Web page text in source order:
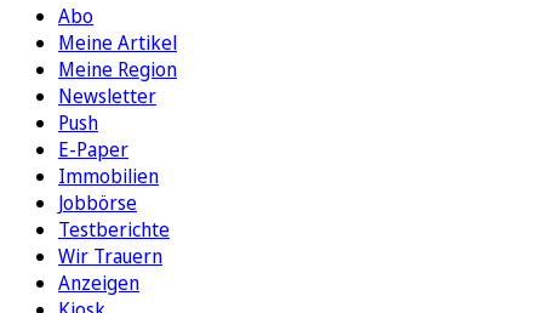
Abo
Meine Artikel
Meine Region
Newsletter
Push
E-Paper
Immobilien
Jobbörse
Testberichte
Wir Trauern
Anzeigen